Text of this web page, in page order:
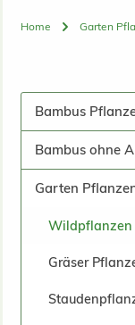
Home Garten
Bambus
Bambus ohne
Garten
Wildpflanzen
Gräser